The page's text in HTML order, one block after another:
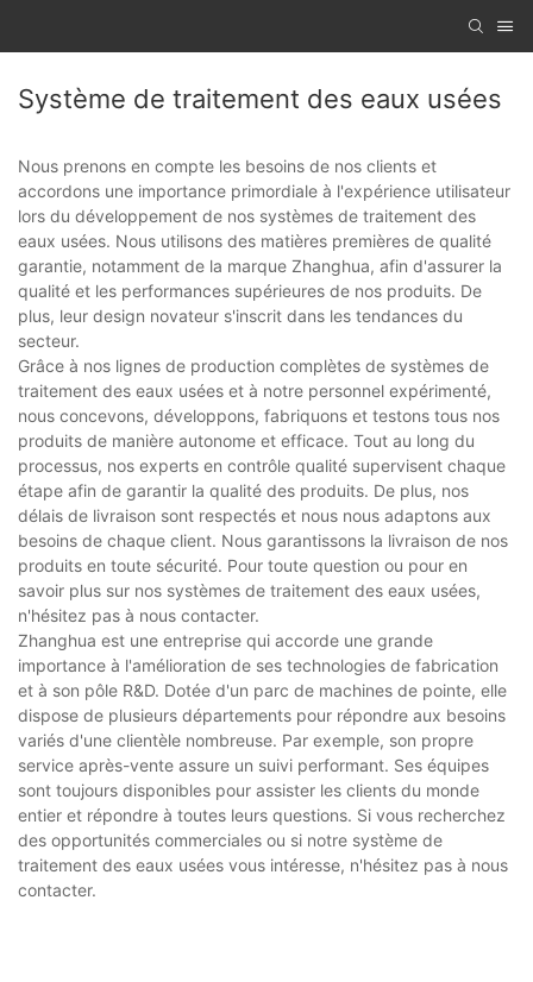
Système de traitement des eaux usées
Nous prenons en compte les besoins de nos clients et
accordons une importance primordiale à l'expérience utilisateur
lors du développement de nos systèmes de traitement des
eaux usées. Nous utilisons des matières premières de qualité
garantie, notamment de la marque Zhanghua, afin d'assurer la
qualité et les performances supérieures de nos produits. De
plus, leur design novateur s'inscrit dans les tendances du
secteur.
Grâce à nos lignes de production complètes de systèmes de
traitement des eaux usées et à notre personnel expérimenté,
nous concevons, développons, fabriquons et testons tous nos
produits de manière autonome et efficace. Tout au long du
processus, nos experts en contrôle qualité supervisent chaque
étape afin de garantir la qualité des produits. De plus, nos
délais de livraison sont respectés et nous nous adaptons aux
besoins de chaque client. Nous garantissons la livraison de nos
produits en toute sécurité. Pour toute question ou pour en
savoir plus sur nos systèmes de traitement des eaux usées,
n'hésitez pas à nous contacter.
Zhanghua est une entreprise qui accorde une grande
importance à l'amélioration de ses technologies de fabrication
et à son pôle R&D. Dotée d'un parc de machines de pointe, elle
dispose de plusieurs départements pour répondre aux besoins
variés d'une clientèle nombreuse. Par exemple, son propre
service après-vente assure un suivi performant. Ses équipes
sont toujours disponibles pour assister les clients du monde
entier et répondre à toutes leurs questions. Si vous recherchez
des opportunités commerciales ou si notre système de
traitement des eaux usées vous intéresse, n'hésitez pas à nous
contacter.